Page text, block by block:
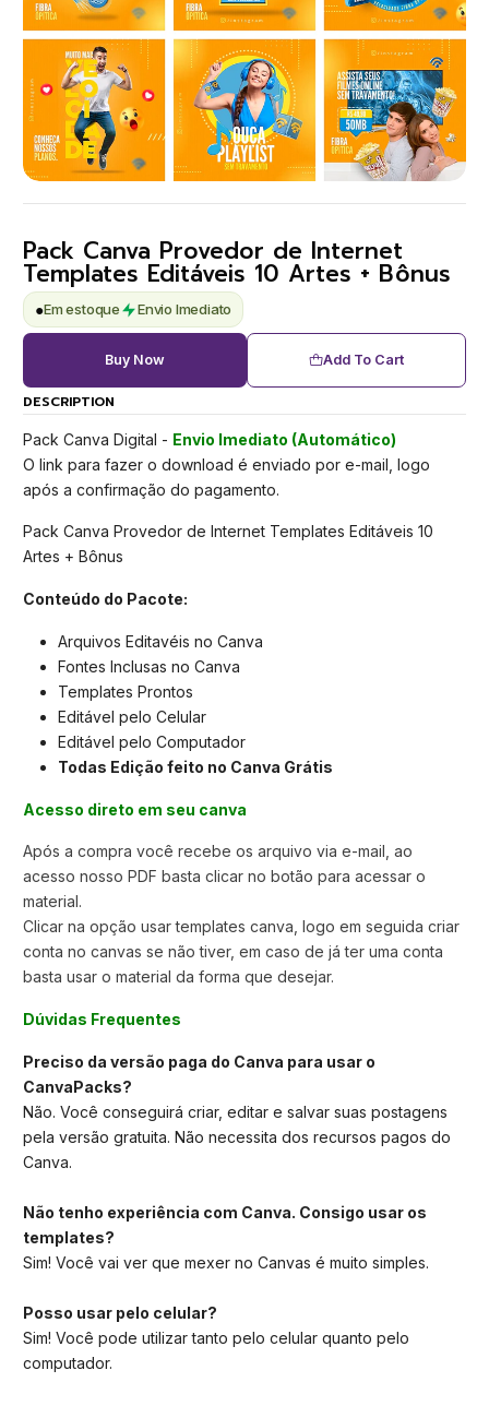
Pack Canva Provedor de Internet
Templates Editáveis 10 Artes + Bônus
●Em estoque Envio Imediato
Add To Cart
Buy Now
DESCRIPTION
Pack Canva Digital - Envio Imediato (Automático)
O link para fazer o download é enviado por e-mail, logo
após a confirmação do pagamento.
Pack Canva Provedor de Internet Templates Editáveis 10
Artes + Bônus
Conteúdo do Pacote:
Arquivos Editavéis no Canva
Fontes Inclusas no Canva
Templates Prontos
Editável pelo Celular
Editável pelo Computador
Todas Edição feito no Canva Grátis
Acesso direto em seu canva
Após a compra você recebe os arquivo via e-mail, ao
acesso nosso PDF basta clicar no botão para acessar o
material.
Clicar na opção usar templates canva, logo em seguida criar
conta no canvas se não tiver, em caso de já ter uma conta
basta usar o material da forma que desejar.
Dúvidas Frequentes
Preciso da versão paga do Canva para usar o
CanvaPacks?
Não. Você conseguirá criar, editar e salvar suas postagens
pela versão gratuita. Não necessita dos recursos pagos do
Canva.
Não tenho experiência com Canva. Consigo usar os
templates?
Sim! Você vai ver que mexer no Canvas é muito simples.
Posso usar pelo celular?
Sim! Você pode utilizar tanto pelo celular quanto pelo
computador.